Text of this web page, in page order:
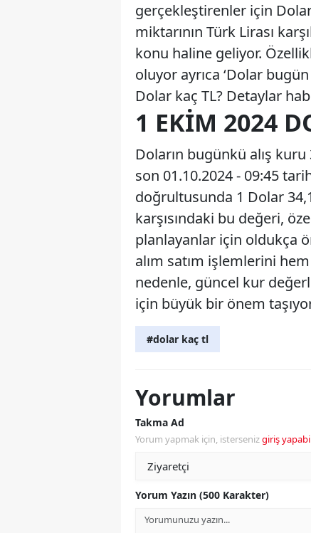
gerçekleştirenler için
miktarının Türk Lirası
konu haline geliyor.
oluyor ayrıca ‘Dolar
Dolar kaç TL? Detaylar
1 EKIM 2024
Doların bugünkü alış
son 01.10.2024 - 09:45
doğrultusunda 1 Dolar
karşısındaki bu değeri,
planlayanlar için oldukça
alım satım işlemlerini
nedenle, güncel kur
için büyük bir önem
#dolar kaç tl
Yorumlar
Takma Ad
Yorum yapmak için, istersenizgiriş
Yorum Yazın (500 Karakter)